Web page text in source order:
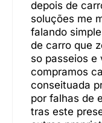
depois de
soluções me
falando
de carro que
so passeios e
compramos
conseituada
por falhas de
tras este